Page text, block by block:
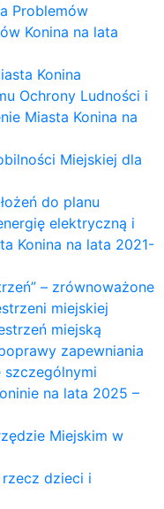
Problemów
Konina na lata
Konina
Ochrony Ludności i
Miasta Konina na
Miejskiej dla
do planu
elektryczną i
Konina na lata 2021-
– zrównoważone
miejskiej
miejską
zapewniania
na lata 2025 –
Miejskim w
rzecz dzieci i